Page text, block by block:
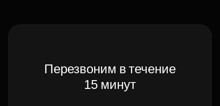
Перезвоним в течение
15 минут